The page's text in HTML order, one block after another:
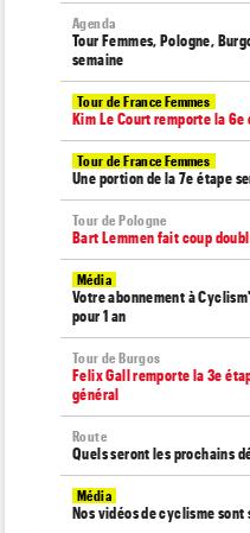
Agenda
Tour Femmes, Pologne,
semaine
Tour de France Femmes
Kim Le Court remporte la
Tour de France Femmes
Une portion de la 7e étape
Tour de Pologne
Bart Lemmen fait coup
Média
Votre abonnement à
pour 1 an
Tour de Burgos
Felix Gall remporte la 3e
général
Route
Quels seront les prochains
Média
Nos vidéos de cyclisme